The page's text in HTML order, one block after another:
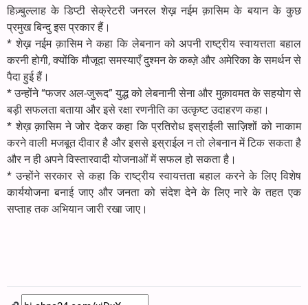
हिज़्बुल्लाह के डिप्टी सेक्रेटरी जनरल शेख़ नईम क़ासिम के बयान के कुछ
प्रमुख बिन्दु इस प्रकार हैं।
* शेख़ नईम क़ासिम ने कहा कि लेबनान को अपनी राष्ट्रीय स्वायत्तता बहाल
करनी होगी, क्योंकि मौजूदा समस्याएँ दुश्मन के कब्ज़े और अमेरिका के समर्थन से
पैदा हुई हैं।
* उन्होंने “फजर अल-जुरूद” युद्ध को लेबनानी सेना और मुक़ावमत के सहयोग से
बड़ी सफलता बताया और इसे रक्षा रणनीति का उत्कृष्ट उदाहरण कहा।
* शेख़ क़ासिम ने जोर देकर कहा कि प्रतिरोध इस्राईली साज़िशों को नाकाम
करने वाली मजबूत दीवार है और इससे इस्राईल न तो लेबनान में टिक सकता है
और न ही अपने विस्तारवादी योजनाओं में सफल हो सकता है।
* उन्होंने सरकार से कहा कि राष्ट्रीय स्वायत्तता बहाल करने के लिए विशेष
कार्ययोजना बनाई जाए और जनता को संदेश देने के लिए नारे के तहत एक
सप्ताह तक अभियान जारी रखा जाए।